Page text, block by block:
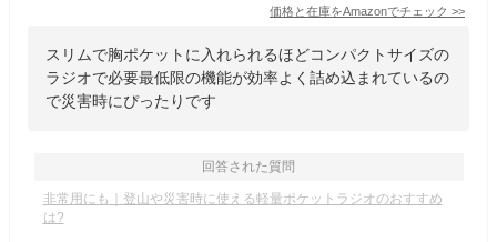
価格と在庫をAmazonでチェック >>
スリムで胸ポケットに入れられるほどコンパクトサイズの
ラジオで必要最低限の機能が効率よく詰め込まれているの
で災害時にぴったりです
回答された質問
非常用にも｜登山や災害時に使える軽量ポケットラジオのおすすめ
は?